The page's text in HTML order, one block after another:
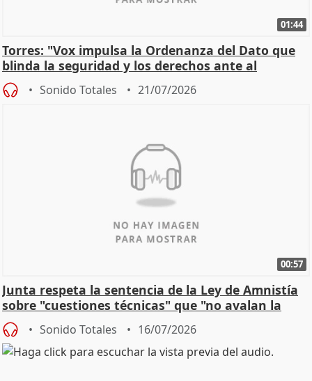
01:44
Torres: "Vox impulsa la Ordenanza del Dato que
blinda la seguridad y los derechos ante al
control"
Sonido Totales 21/07/2026
00:57
Junta respeta la sentencia de la Ley de Amnistía
sobre "cuestiones técnicas" que "no avalan la
const
Sonido Totales 16/07/2026